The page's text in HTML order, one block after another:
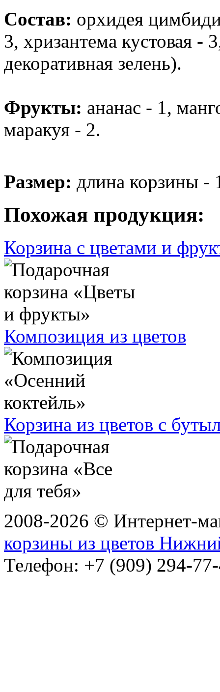
Состав: орхидея
3, хризантема кустовая -
декоративная зелень).
Фрукты: ананас - 1,
маракуя - 2.
Размер: длина корзины -
Похожая продукция:
Корзина с цветами и
Композиция из цветов
Корзина из цветов с
2008-2026 © Интернет-
корзины из цветов
Телефон: +7 (909) 294-